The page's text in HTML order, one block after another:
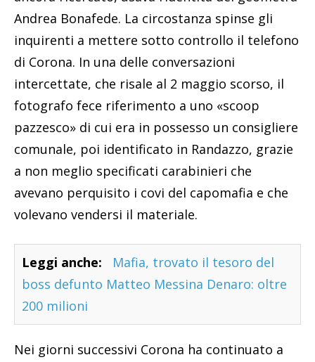
Andrea Bonafede. La circostanza spinse gli
inquirenti a mettere sotto controllo il telefono
di Corona. In una delle conversazioni
intercettate, che risale al 2 maggio scorso, il
fotografo fece riferimento a uno «scoop
pazzesco» di cui era in possesso un consigliere
comunale, poi identificato in Randazzo, grazie
a non meglio specificati carabinieri che
avevano perquisito i covi del capomafia e che
volevano vendersi il materiale.
Leggi anche:
Mafia, trovato il tesoro del
boss defunto Matteo Messina Denaro: oltre
200 milioni
Nei giorni successivi Corona ha continuato a